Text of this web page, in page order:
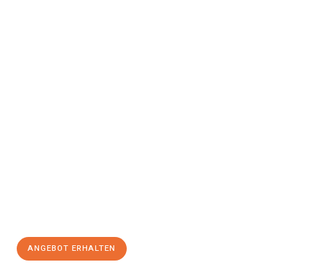
ANGEBOT ERHALTEN